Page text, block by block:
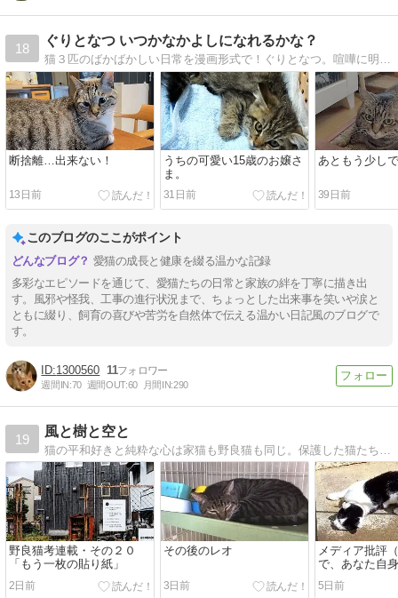
18
ぐりとなつ いつかなかよしになれるかな？
断捨離…出来ない！
13日前
うちの可愛い15歳のお嬢さ
ま。
31日前
あともう少し
39日前
このブログのここがポイント
愛猫の成長と健康を綴る温かな記録
多彩なエピソードを通じて、愛猫たちの日常と家族の絆を丁寧に描き出
す。風邪や怪我、工事の進行状況まで、ちょっとした出来事を笑いや涙と
ともに綴り、飼育の喜びや苦労を自然体で伝える温かい日記風のブログで
す。
1300560 11
週間IN:70 週間OUT:60 月間IN:290
19
風と樹と空と
野良猫考連載・その２０
「もう一枚の貼り紙」
2日前
その後のレオ
3日前
メディア批評
で、あなた自
たいの？
5日前